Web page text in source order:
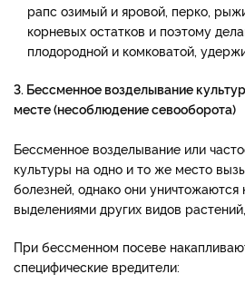
рапс озимый и яровой, перко,
корневых остатков и поэтому
плодородной и комковатой,
3. Бессменное возделывание
месте (несоблюдение севооборота)
Бессменное возделывание или
культуры на одно и то же место
болезней, однако они
выделениями других видов
При бессменном посеве
специфические вредители: